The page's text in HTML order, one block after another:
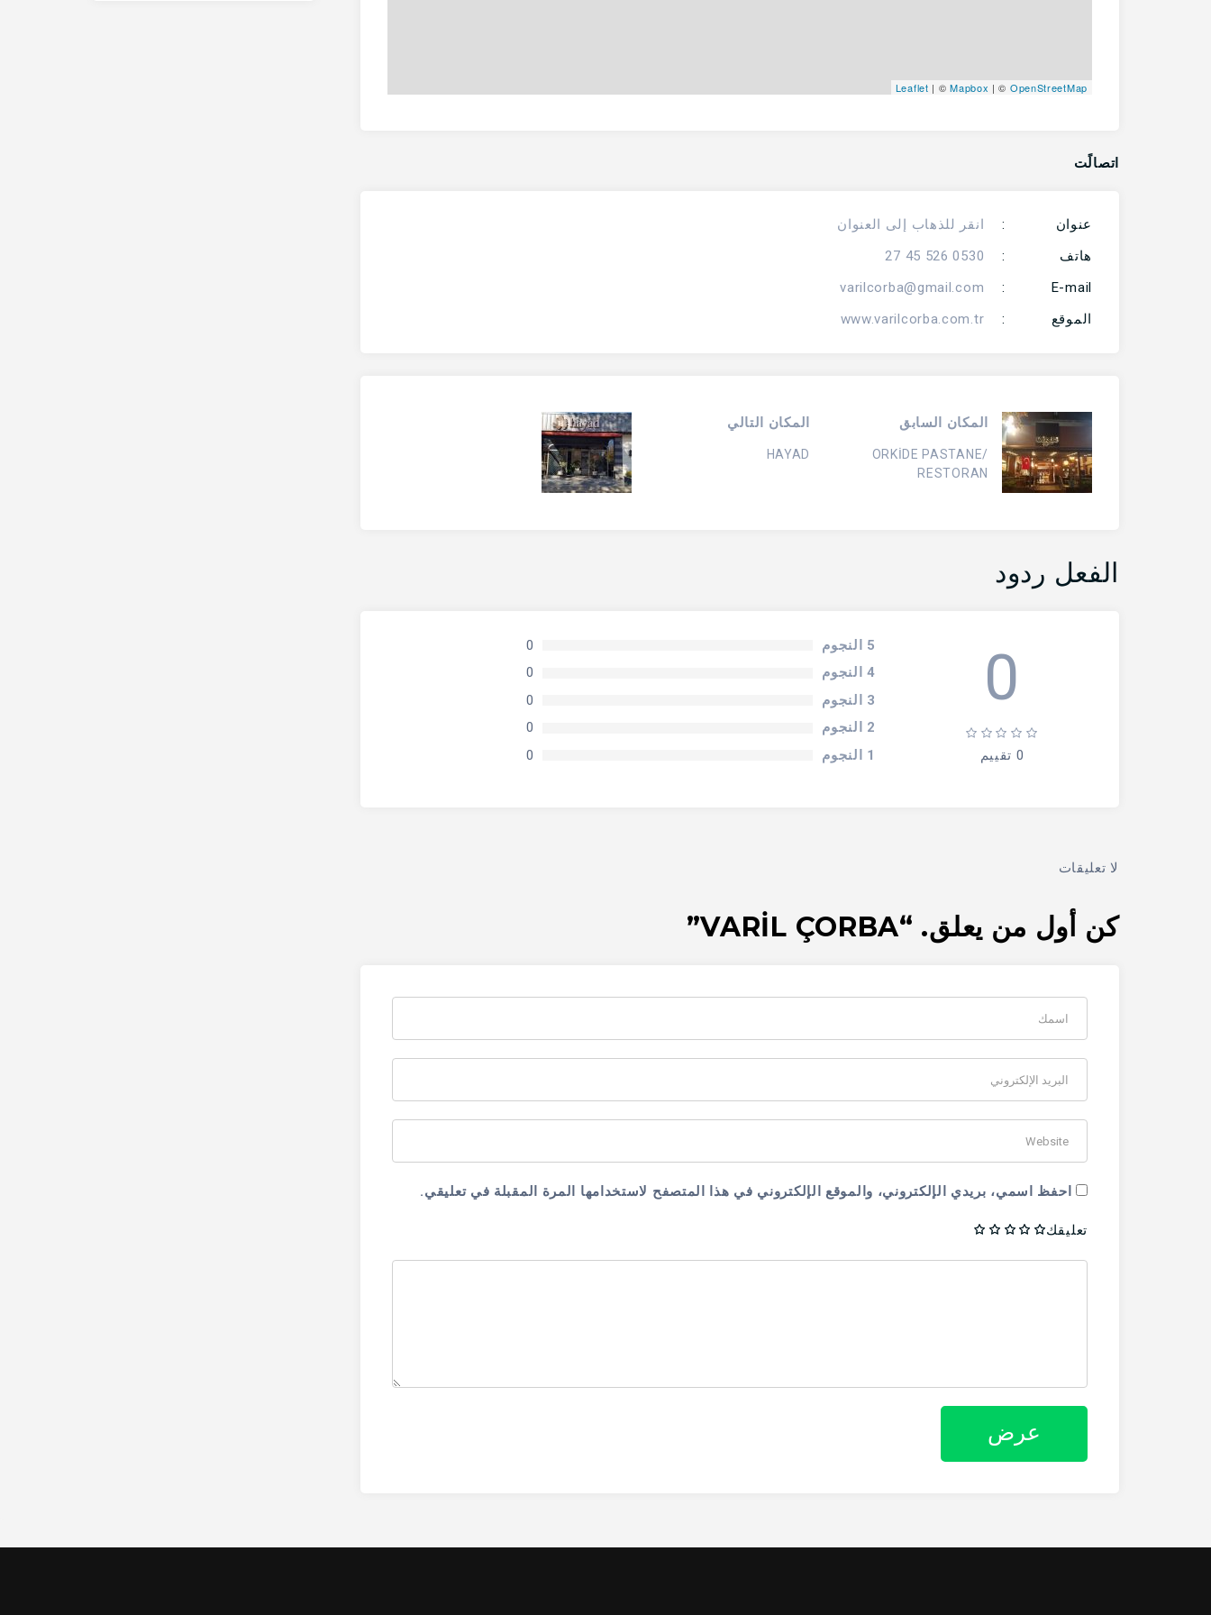
Leaflet | ©Mapbox | © OpenStreetMap
اتصالًت
عنوان :
انقر للذهاب إلى العنوان
هاتف
:
0530 526 45 27
E-mail
:
varilcorba@gmail.com
الموقع
:
www.varilcorba.com.tr
المكان السابق
ORKİDE PASTANE/
RESTORAN
المكان التالي
HAYAD
الفعل ردود
0
0 تقييم
5 النجوم
0
4 النجوم
0
3 النجوم
0
2 النجوم
0
1 النجوم
0
لا تعليقات
كن أول من يعلق. “VARİL ÇORBA”
احفظ اسمي، بريدي الإلكتروني، والموقع الإلكتروني في هذا المتصفح لاستخدامها المرة المقبلة في تعليقي.
تعليقك